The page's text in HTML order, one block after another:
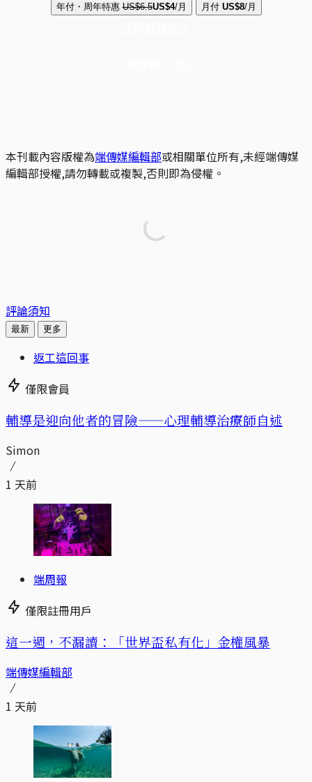
年付・周年特惠 US$6.5US$4/月 月付 US$8/月
本刊載內容版權為端傳媒編輯部或相關單位所有,未經端傳媒
編輯部授權,請勿轉載或複製,否則即為侵權。
評論須知
最新 更多
返工這回事
僅限會員
輔導是迎向他者的冒險——心理輔導治療師自述
Simon
1 天前
端周報
僅限註冊用戶
這一週，不漏讀：「世界盃私有化」金權風暴
端傳媒編輯部
1 天前